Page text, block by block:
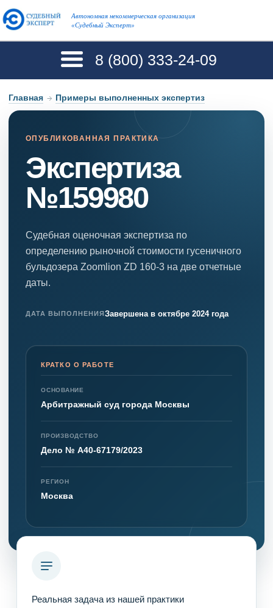
Автономная некоммерческая организация
«Судебный Эксперт»
8 (800) 333-24-09
Главная → Примеры выполненных экспертиз
ОПУБЛИКОВАННАЯ ПРАКТИКА
Экспертиза
№159980
Судебная оценочная экспертиза по
определению рыночной стоимости гусеничного
бульдозера Zoomlion ZD 160-3 на две отчетные
даты.
ДАТА ВЫПОЛНЕНИЯЗавершена в октябре 2024 года
КРАТКО О РАБОТЕ
ОСНОВАНИЕ
Арбитражный суд города Москвы
ПРОИЗВОДСТВО
Дело № А40-67179/2023
РЕГИОН
Москва
Реальная задача из нашей практики